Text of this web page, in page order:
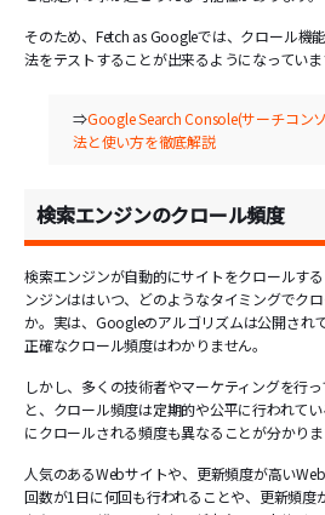
そのため、Fetch as Googleでは、クロール機
法をテストすることが出来るようになっていま
⇒Google Search Console(サーチコン
法と使い方を徹底解説
検索エンジンのクロール頻度
検索エンジンが自動的にサイトをクロールす
ンジンははいつ、どのようなタイミングでク
か。実は、Googleのアルゴリズムは公開され
正確なクロール頻度はわかりません。
しかし、多くの技術者やマーケティングを行
と、クロール頻度は定期的や公平に行われて
にクロールされる頻度も異なることが分かりま
人気のあるWebサイトや、更新頻度が高い
回数が1日に何回も行われることや、更新頻度